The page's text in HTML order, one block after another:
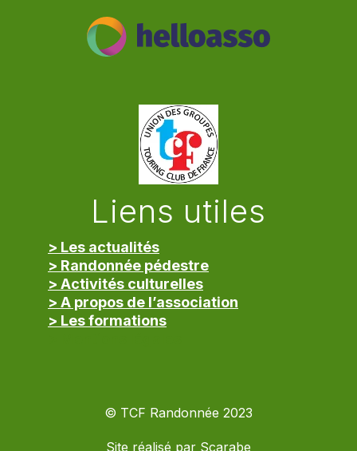
Liens utiles
> Les actualités
> Randonnée pédestre
> Activités culturelles
> A propos de l’association
> Les formations
© TCF Randonnée 2023
Site réalisé par Scarabe